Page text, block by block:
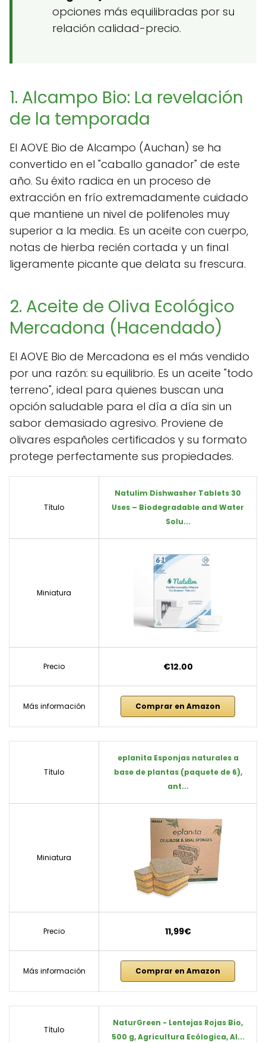
opciones más equilibradas por su
relación calidad-precio.
1. Alcampo Bio: La revelación
de la temporada
El AOVE Bio de Alcampo (Auchan) se ha
convertido en el "caballo ganador" de este
año. Su éxito radica en un proceso de
extracción en frío extremadamente cuidado
que mantiene un nivel de polifenoles muy
superior a la media. Es un aceite con cuerpo,
notas de hierba recién cortada y un final
ligeramente picante que delata su frescura.
2. Aceite de Oliva Ecológico
Mercadona (Hacendado)
El AOVE Bio de Mercadona es el más vendido
por una razón: su equilibrio. Es un aceite "todo
terreno", ideal para quienes buscan una
opción saludable para el día a día sin un
sabor demasiado agresivo. Proviene de
olivares españoles certificados y su formato
protege perfectamente sus propiedades.
Título
Natulim Dishwasher Tablets 30
Uses – Biodegradable and Water
Solu...
Miniatura
Precio €12.00
Más información Comprar en Amazon
Título
eplanita Esponjas naturales a
base de plantas (paquete de 6),
ant...
Miniatura
Precio 11,99€
Más información Comprar en Amazon
Título
NaturGreen - Lentejas Rojas Bio,
500 g, Agricultura Ecólogica, Al...